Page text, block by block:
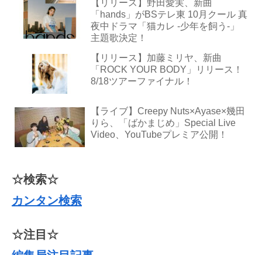
【リリース】野田愛実、新曲
「hands」がBSテレ東 10月クール 真
夜中ドラマ「猫カレ -少年を飼う-」
主題歌決定！
【リリース】加藤ミリヤ、新曲
「ROCK YOUR BODY」リリース！
8/18ツアーファイナル！
【ライブ】Creepy Nuts×Ayase×幾田
りら、「ばかまじめ」Special Live
Video、YouTubeプレミア公開！
☆検索☆
カンタン検索
☆注目☆